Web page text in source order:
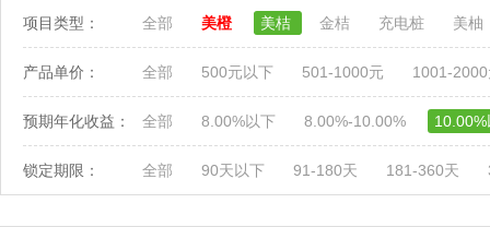
项目类型： 全部 美橙 美桔 金桔 充电桩 美柚
产品单价： 全部 500元以下 501-1000元 1001-
预期年化收益： 全部 8.00%以下 8.00%-10.00%
锁定期限： 全部 90天以下 91-180天 181-360天